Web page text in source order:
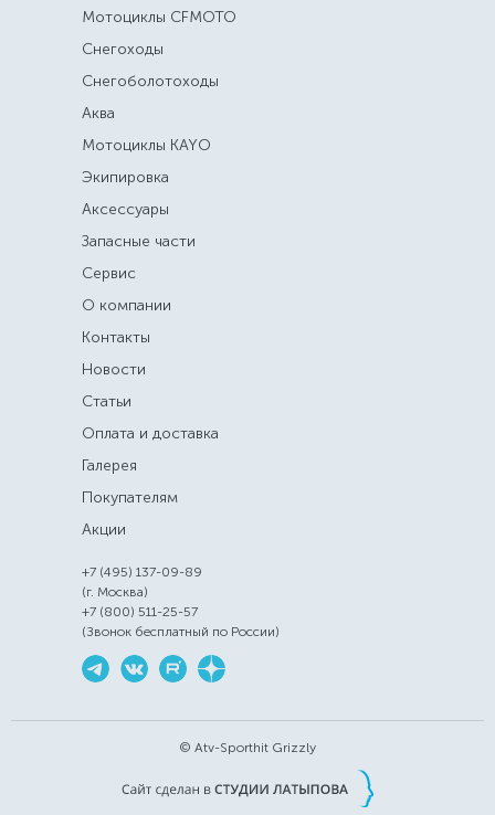
Мотоциклы CFMOTO
Снегоходы
Снегоболотоходы
Аква
Мотоциклы KAYO
Экипировка
Аксессуары
Запасные части
Сервис
О компании
Контакты
Новости
Статьи
Оплата и доставка
Галерея
Покупателям
Акции
+7 (495) 137-09-89
(г. Москва)
+7 (800) 511-25-57
(Звонок бесплатный по России)
© Atv-Sporthit Grizzly